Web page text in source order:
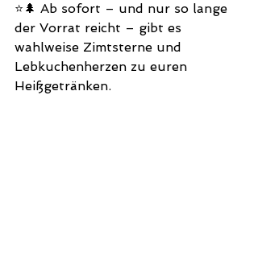
⭐️🌲 Ab sofort – und nur so lange
der Vorrat reicht – gibt es
wahlweise Zimtsterne und
Lebkuchenherzen zu euren
Heißgetränken.